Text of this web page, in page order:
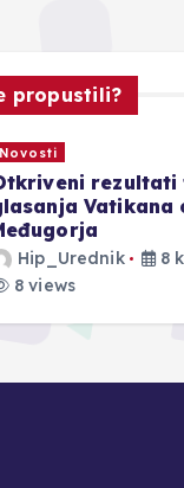
propustili?
Novosti
rezultati
Vatikana
Hip_Urednik
8
8 views